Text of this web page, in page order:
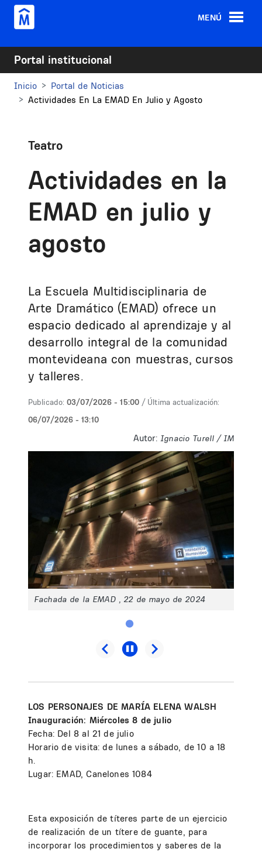
Pasar al contenido principal
MENÚ
Portal institucional
Inicio
Portal de Noticias
Actividades En La EMAD En Julio y Agosto
Teatro
Actividades en la
EMAD en julio y
agosto
La Escuela Multidisciplinaria de
Arte Dramático (EMAD) ofrece un
espacio dedicado al aprendizaje y al
desarrollo integral de la comunidad
montevideana con muestras, cursos
y talleres.
Publicado: 03/07/2026 - 15:00 / Última actualización:
06/07/2026 - 13:10
Autor: Ignacio Turell / IM
Fachada de la EMAD , 22 de mayo de 2024
LOS PERSONAJES DE MARÍA ELENA WALSH
Inauguración: Miércoles 8 de julio
Fecha: Del 8 al 21 de julio
Horario de visita: de lunes a sábado, de 10 a 18
h.
Lugar: EMAD, Canelones 1084
Esta exposición de títeres parte de un ejercicio
de realización de un títere de guante, para
incorporar los procedimientos y saberes de la